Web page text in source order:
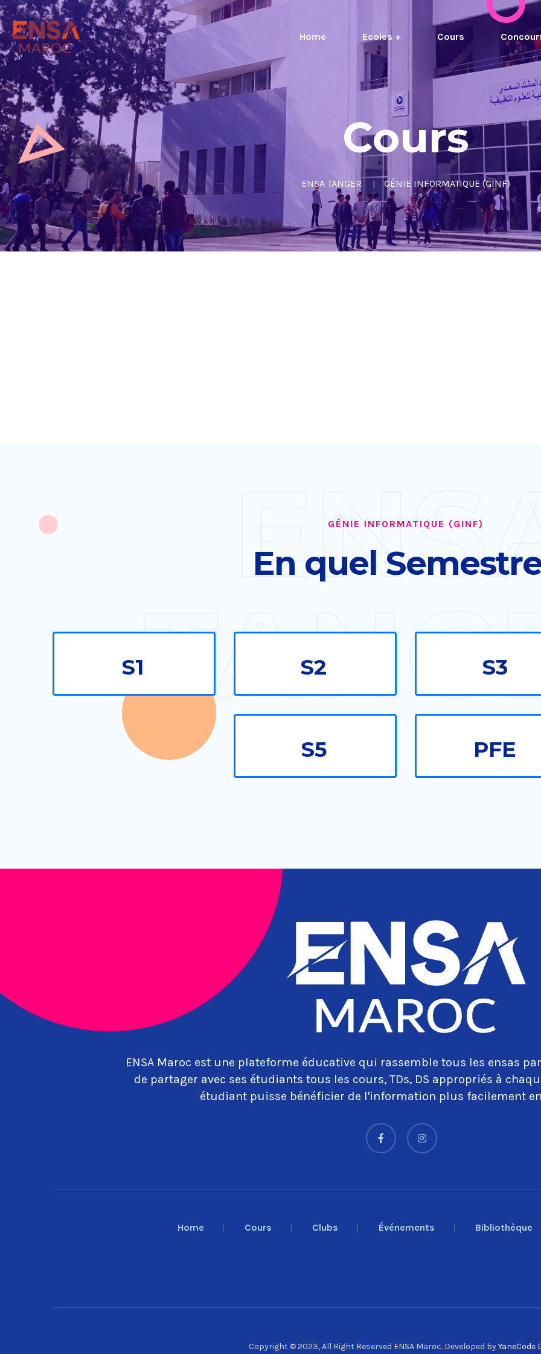
Home Ecoles + Cours
Cours
ENSA TANGER GÉNIE INFORMATIQUE (GINF)
GÉNIE INFORMATIQUE (GINF)
En quel
S1 S2 S3
S5 PFE
ENSA Maroc est une plateforme éducative qui rassemble tous les ensas
de partager avec ses étudiants tous les cours, TDs, DS appropriés à
étudiant puisse bénéficier de l'information plus facilement
Home Cours Clubs Événements Bibliothèque
Copyright © 2023, All Right Reserved ENSA Maroc. Developed byYaneCode